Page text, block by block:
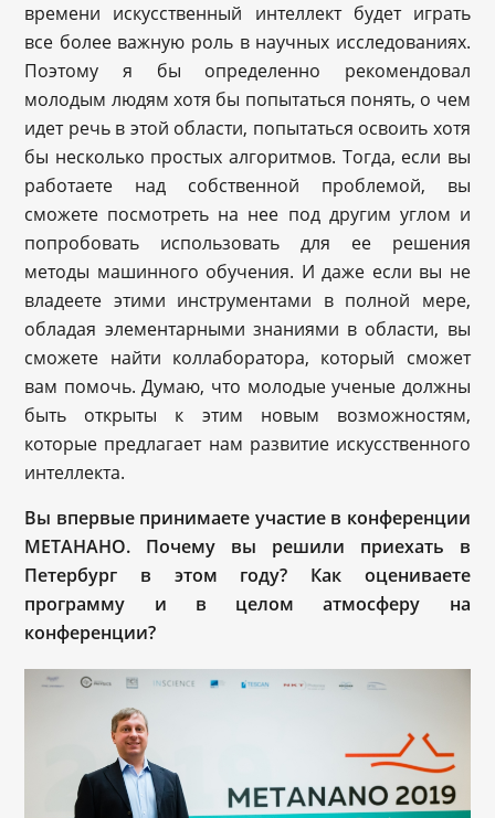
времени искусственный интеллект будет играть
все более важную роль в научных исследованиях.
Поэтому я бы определенно рекомендовал
молодым людям хотя бы попытаться понять, о чем
идет речь в этой области, попытаться освоить хотя
бы несколько простых алгоритмов. Тогда, если вы
работаете над собственной проблемой, вы
сможете посмотреть на нее под другим углом и
попробовать использовать для ее решения
методы машинного обучения. И даже если вы не
владеете этими инструментами в полной мере,
обладая элементарными знаниями в области, вы
сможете найти коллаборатора, который сможет
вам помочь. Думаю, что молодые ученые должны
быть открыты к этим новым возможностям,
которые предлагает нам развитие искусственного
интеллекта.
Вы впервые принимаете участие в конференции
МЕТАНАНО. Почему вы решили приехать в
Петербург в этом году? Как оцениваете
программу и в целом атмосферу на
конференции?